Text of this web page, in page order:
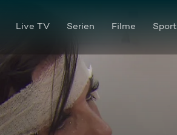
Live TV Serien Filme Sport